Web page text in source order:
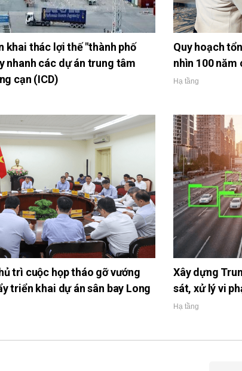
khai thác lợi thế "thành phố
nhanh các dự án trung tâm
cạn (ICD)
Quy hoạch
nhìn 100 năm
Hạ tầng
trì cuộc họp tháo gỡ vướng
triển khai dự án sân bay Long
Xây dựng
sát, xử lý vi
Hạ tầng